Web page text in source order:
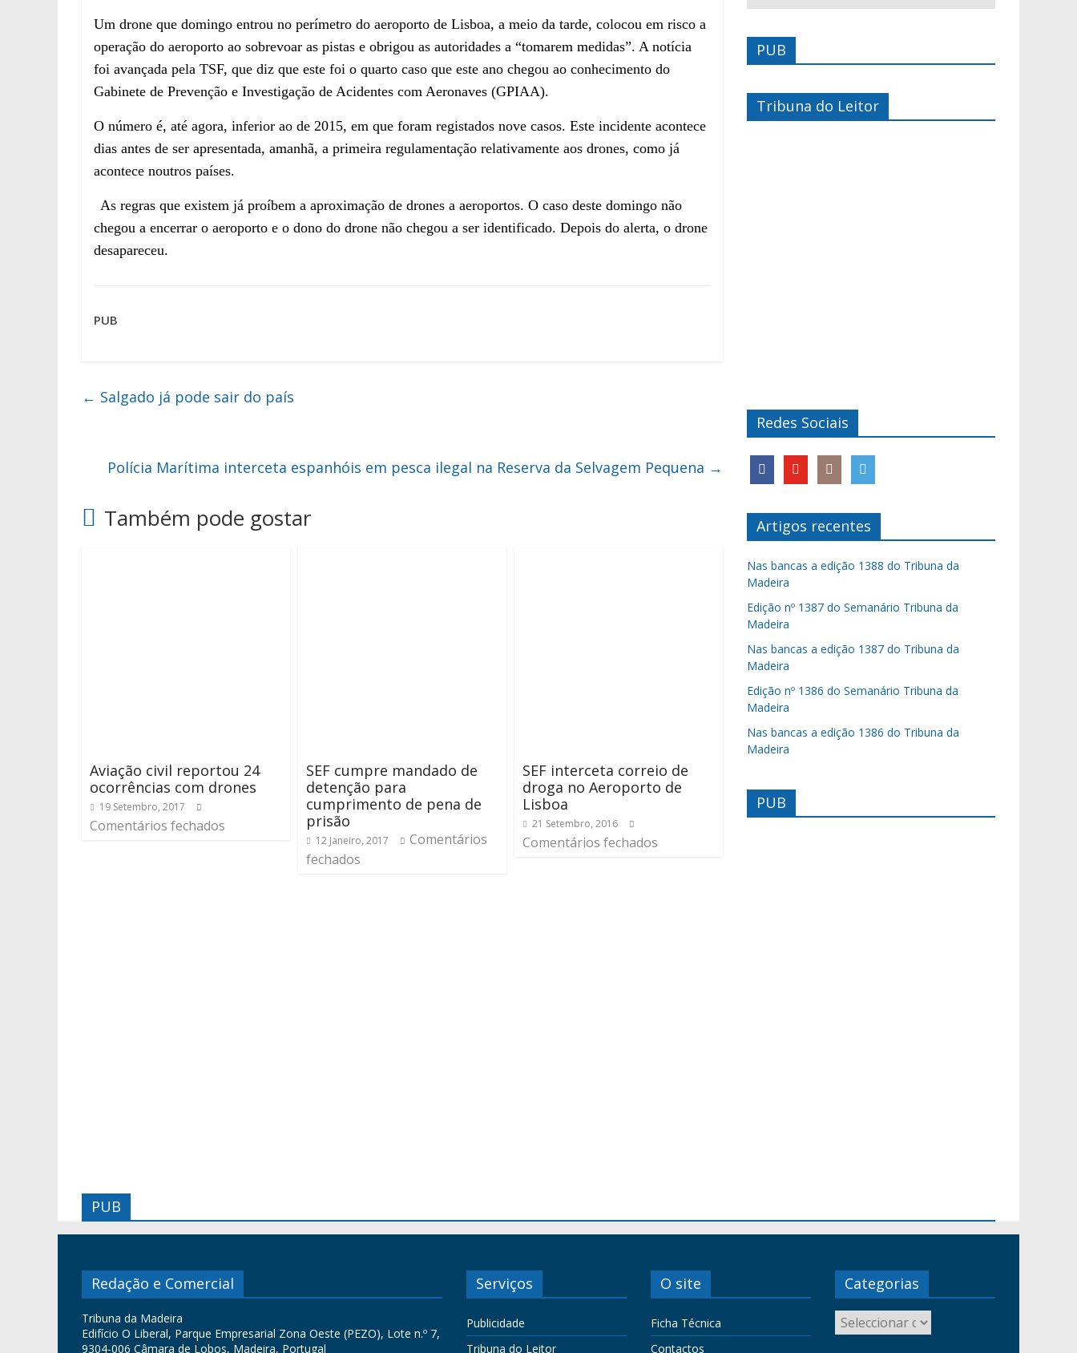
Um drone que domingo entrou no perímetro do aeroporto de Lisboa, a meio da tarde, colocou em risco a
operação do aeroporto ao sobrevoar as pistas e obrigou as autoridades a “tomarem medidas”. A notícia
foi avançada pela TSF, que diz que este foi o quarto caso que este ano chegou ao conhecimento do
Gabinete de Prevenção e Investigação de Acidentes com Aeronaves (GPIAA).
O número é, até agora, inferior ao de 2015, em que foram registados nove casos. Este incidente acontece
dias antes de ser apresentada, amanhã, a primeira regulamentação relativamente aos drones, como já
acontece noutros países.
As regras que existem já proíbem a aproximação de drones a aeroportos. O caso deste domingo não
chegou a encerrar o aeroporto e o dono do drone não chegou a ser identificado. Depois do alerta, o drone
desapareceu.
PUB
← Salgado já pode sair do país
Polícia Marítima interceta espanhóis em pesca ilegal na Reserva da Selvagem Pequena →
Também pode gostar
Aviação civil reportou 24
ocorrências com drones
19 Setembro, 2017
Comentários fechados
SEF cumpre mandado de
detenção para
cumprimento de pena de
prisão
12 Janeiro, 2017
Comentários
fechados
SEF interceta correio de
droga no Aeroporto de
Lisboa
21 Setembro, 2016
Comentários fechados
PUB
Tribuna do Leitor
Redes Sociais
Artigos recentes
Nas bancas a edição 1388 do Tribuna da
Madeira
Edição nº 1387 do Semanário Tribuna da
Madeira
Nas bancas a edição 1387 do Tribuna da
Madeira
Edição nº 1386 do Semanário Tribuna da
Madeira
Nas bancas a edição 1386 do Tribuna da
Madeira
PUB
PUB
Redação e Comercial
Tribuna da Madeira
Edifício O Liberal, Parque Empresarial Zona Oeste (PEZO), Lote n.º 7,
9304-006 Câmara de Lobos, Madeira, Portugal
Serviços
Publicidade
Tribuna do Leitor
O site
Ficha Técnica
Contactos
Categorias